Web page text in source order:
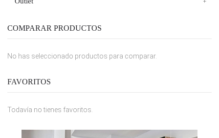
COMPARAR PRODUCTOS
No has seleccionado productos para comparar.
FAVORITOS
Todavía no tienes favoritos.